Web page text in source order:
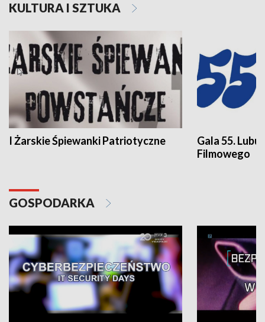
KULTURA I SZTUKA
I Żarskie Śpiewanki Patriotyczne
Gala 55.
Filmowego
GOSPODARKA